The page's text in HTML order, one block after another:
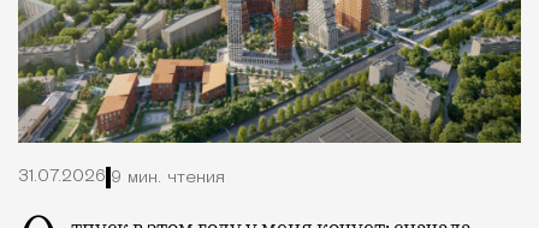
31.07.2026 9 мин. чтения